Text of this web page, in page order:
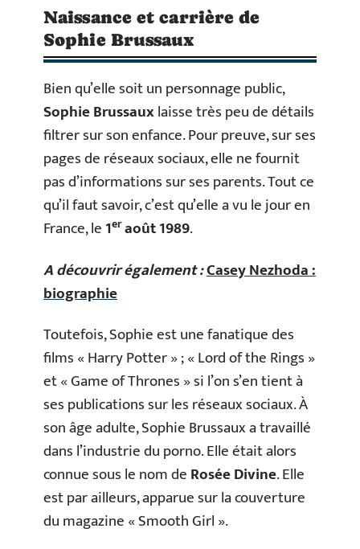
Naissance et carrière de
Sophie Brussaux
Bien qu’elle soit un personnage public,
Sophie Brussauxlaisse très peu de détails
filtrer sur son enfance. Pour preuve, sur ses
pages de réseaux sociaux, elle ne fournit
pas d’informations sur ses parents. Tout ce
qu’il faut savoir, c’est qu’elle a vu le jour en
France, le1eraoût 1989.
A découvrir également :Casey Nezhoda :
biographie
Toutefois, Sophie est une fanatique des
films « Harry Potter » ; « Lord of the Rings »
et « Game of Thrones » si l’on s’en tient à
ses publications sur les réseaux sociaux. À
son âge adulte, Sophie Brussaux a travaillé
dans l’industrie du porno. Elle était alors
connue sous le nom deRosée Divine. Elle
est par ailleurs, apparue sur la couverture
du magazine « Smooth Girl ».